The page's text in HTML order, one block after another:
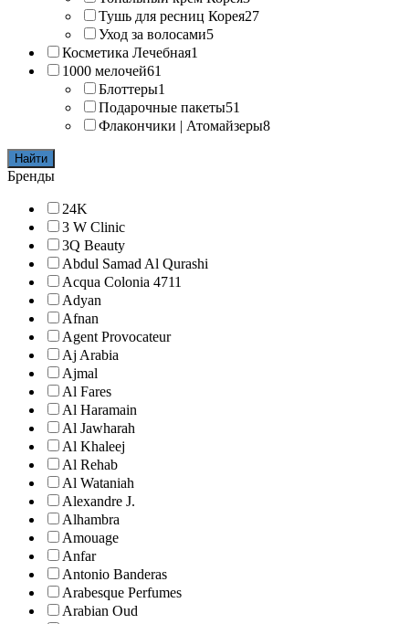
Тушь для ресниц Корея27
Уход за волосами5
Косметика Лечебная1
1000 мелочей61
Блоттеры1
Подарочные пакеты51
Флакончики | Атомайзеры8
Найти
Бренды
24K
3 W Clinic
3Q Beauty
Abdul Samad Al Qurashi
Acqua Colonia 4711
Adyan
Afnan
Agent Provocateur
Aj Arabia
Ajmal
Al Fares
Al Haramain
Al Jawharah
Al Khaleej
Al Rehab
Al Wataniah
Alexandre J.
Alhambra
Amouage
Anfar
Antonio Banderas
Arabesque Perfumes
Arabian Oud